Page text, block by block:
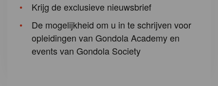
Krijg de exclusieve nieuwsbrief
De mogelijkheid om u in te schrijven voor
opleidingen van Gondola Academy en
events van Gondola Society